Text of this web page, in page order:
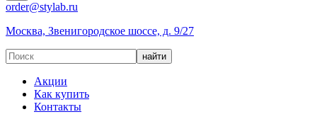
order@stylab.ru
Москва, Звенигородское шоссе, д. 9/27
Акции
Как купить
Контакты